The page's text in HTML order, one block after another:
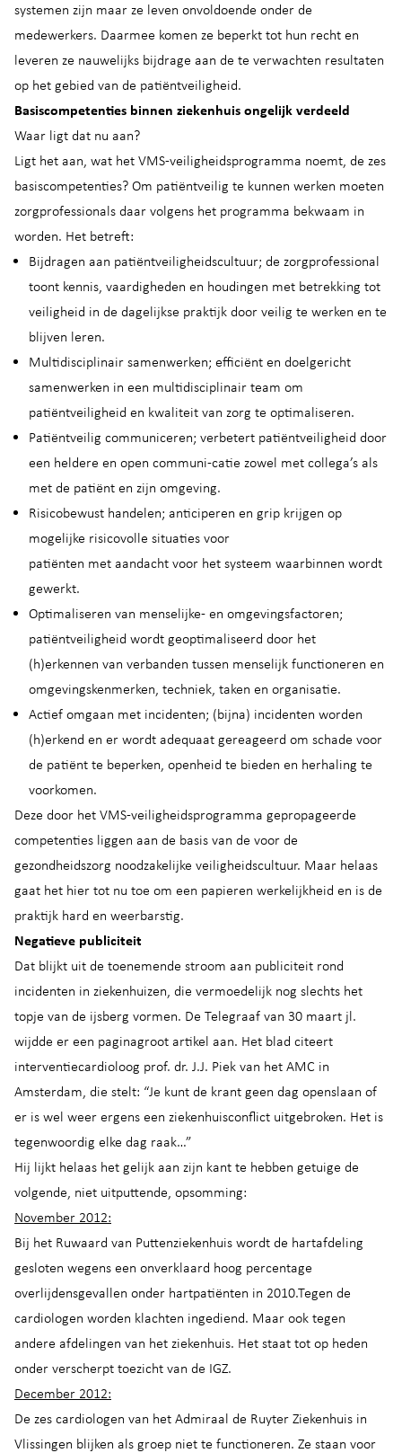
systemen zijn maar ze leven onvoldoende onder de
medewerkers. Daarmee komen ze beperkt tot hun recht en
leveren ze nauwelijks bijdrage aan de te verwachten resultaten
op het gebied van de patiëntveiligheid.
Basiscompetenties binnen ziekenhuis ongelijk verdeeld
Waar ligt dat nu aan?
Ligt het aan, wat het VMS-veiligheidsprogramma noemt, de zes
basiscompetenties? Om patiëntveilig te kunnen werken moeten
zorgprofessionals daar volgens het programma bekwaam in
worden. Het betreft:
Bijdragen aan patiëntveiligheidscultuur; de zorgprofessional
toont kennis, vaardigheden en houdingen met betrekking tot
veiligheid in de dagelijkse praktijk door veilig te werken en te
blijven leren.
Multidisciplinair samenwerken; efficiënt en doelgericht
samenwerken in een multidisciplinair team om
patiëntveiligheid en kwaliteit van zorg te optimaliseren.
Patiëntveilig communiceren; verbetert patiëntveiligheid door
een heldere en open communi-catie zowel met collega’s als
met de patiënt en zijn omgeving.
Risicobewust handelen; anticiperen en grip krijgen op
mogelijke risicovolle situaties voor
patiënten met aandacht voor het systeem waarbinnen wordt
gewerkt.
Optimaliseren van menselijke- en omgevingsfactoren;
patiëntveiligheid wordt geoptimaliseerd door het
(h)erkennen van verbanden tussen menselijk functioneren en
omgevingskenmerken, techniek, taken en organisatie.
Actief omgaan met incidenten; (bijna) incidenten worden
(h)erkend en er wordt adequaat gereageerd om schade voor
de patiënt te beperken, openheid te bieden en herhaling te
voorkomen.
Deze door het VMS-veiligheidsprogramma gepropageerde
competenties liggen aan de basis van de voor de
gezondheidszorg noodzakelijke veiligheidscultuur. Maar helaas
gaat het hier tot nu toe om een papieren werkelijkheid en is de
praktijk hard en weerbarstig.
Negatieve publiciteit
Dat blijkt uit de toenemende stroom aan publiciteit rond
incidenten in ziekenhuizen, die vermoedelijk nog slechts het
topje van de ijsberg vormen. De Telegraaf van 30 maart jl.
wijdde er een paginagroot artikel aan. Het blad citeert
interventiecardioloog prof. dr. J.J. Piek van het AMC in
Amsterdam, die stelt: “Je kunt de krant geen dag openslaan of
er is wel weer ergens een ziekenhuisconflict uitgebroken. Het is
tegenwoordig elke dag raak…”
Hij lijkt helaas het gelijk aan zijn kant te hebben getuige de
volgende, niet uitputtende, opsomming:
November 2012:
Bij het Ruwaard van Puttenziekenhuis wordt de hartafdeling
gesloten wegens een onverklaard hoog percentage
overlijdensgevallen onder hartpatiënten in 2010.Tegen de
cardiologen worden klachten ingediend. Maar ook tegen
andere afdelingen van het ziekenhuis. Het staat tot op heden
onder verscherpt toezicht van de IGZ.
December 2012:
De zes cardiologen van het Admiraal de Ruyter Ziekenhuis in
Vlissingen blijken als groep niet te functioneren. Ze staan voor